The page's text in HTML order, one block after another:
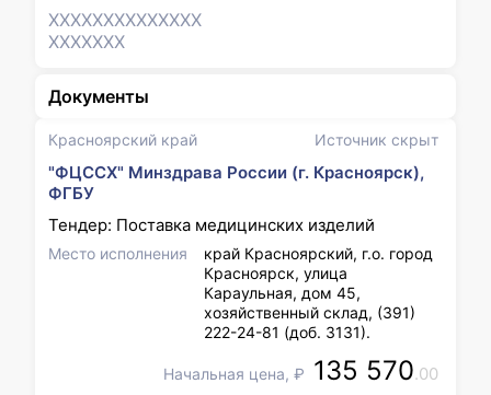
Красноярский край Источник скрыт
"ФЦССХ" Минздрава России (г. Красноярск),
ФГБУ
Тендер: Поставка медицинских изделий
Место исполнения
край Красноярский, г.о. город
Красноярск, улица
Караульная, дом 45,
хозяйственный склад, (391)
222-24-81 (доб. 3131).
Начальная цена, ₽ 135 570.00
XXXXXXXXXXXXXX
XXXXXXX
Документы